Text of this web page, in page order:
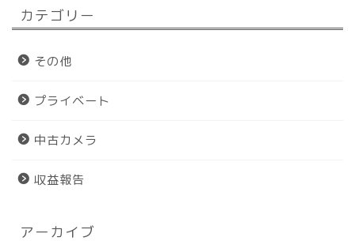
カテゴリー
その他
プライベート
中古カメラ
収益報告
アーカイブ